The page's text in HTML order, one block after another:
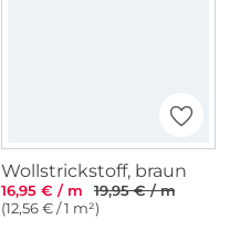
Wollstrickstoff, braun
16,95 € / m
19,95 € / m
(12,56 € / 1 m²)